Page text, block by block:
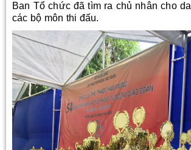
Ban Tổ chức đã tìm ra chủ nhân cho
các bộ môn thi đấu.